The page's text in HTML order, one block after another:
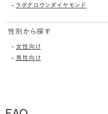
- ラボグロウンダイヤモンド
性別から探す
- 女性向け
- 男性向け